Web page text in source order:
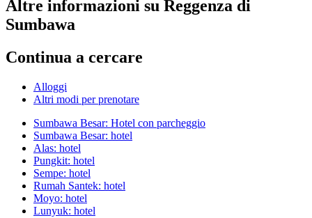
Altre informazioni su Reggenza di
Sumbawa
Continua a cercare
Alloggi
Altri modi per prenotare
Sumbawa Besar: Hotel con parcheggio
Sumbawa Besar: hotel
Alas: hotel
Pungkit: hotel
Sempe: hotel
Rumah Santek: hotel
Moyo: hotel
Lunyuk: hotel